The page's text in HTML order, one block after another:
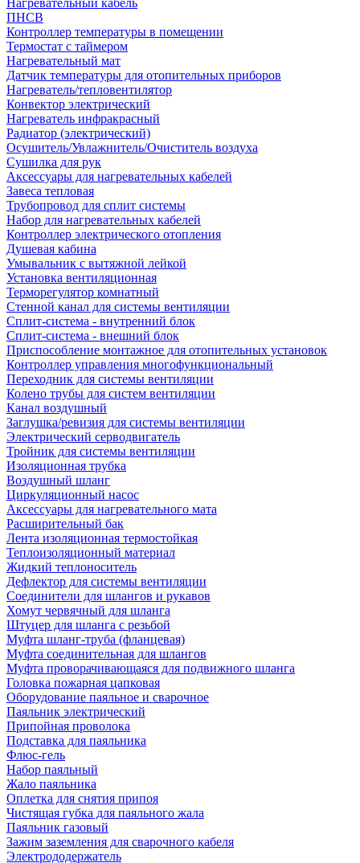
Нагревательный кабель
ПНСВ
Контроллер температуры в помещении
Термостат с таймером
Нагревательный мат
Датчик температуры для отопительных приборов
Нагреватель/тепловентилятор
Конвектор электрический
Нагреватель инфракрасный
Радиатор (электрический)
Осушитель/Увлажнитель/Очиститель воздуха
Сушилка для рук
Аксессуары для нагревательных кабелей
Завеса тепловая
Трубопровод для сплит системы
Набор для нагревательных кабелей
Контроллер электрического отопления
Душевая кабина
Умывальник с вытяжной лейкой
Установка вентиляционная
Терморегулятор комнатный
Стенной канал для системы вентиляции
Сплит-система - внутренний блок
Сплит-система - внешний блок
Приспособление монтажное для отопительных установок
Контроллер управления многофункциональный
Переходник для системы вентиляции
Колено трубы для систем вентиляции
Канал воздушный
Заглушка/ревизия для системы вентиляции
Электрический серводвигатель
Тройник для системы вентиляции
Изоляционная трубка
Воздушный шланг
Циркуляционный насос
Аксессуары для нагревательного мата
Расширительный бак
Лента изоляционная термостойкая
Теплоизоляционный материал
Жидкий теплоноситель
Дефлектор для системы вентиляции
Соединители для шлангов и рукавов
Хомут червячный для шланга
Штуцер для шланга с резьбой
Муфта шланг-труба (фланцевая)
Муфта соединительная для шлангов
Муфта проворачивающаяся для подвижного шланга
Головка пожарная цапковая
Оборудование паяльное и сварочное
Паяльник электрический
Припойная проволока
Подставка для паяльника
Флюс-гель
Набор паяльный
Жало паяльника
Оплетка для снятия припоя
Чистящая губка для паяльного жала
Паяльник газовый
Зажим заземления для сварочного кабеля
Электрододержатель